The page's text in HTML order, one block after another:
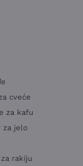
cveće
za kafu
za jelo
rakiju